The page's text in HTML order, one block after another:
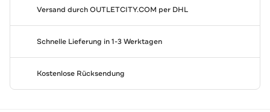
Versand durchOUTLETCITY.COM per DHL
Schnelle Lieferung in 1-3 Werktagen
Kostenlose Rücksendung